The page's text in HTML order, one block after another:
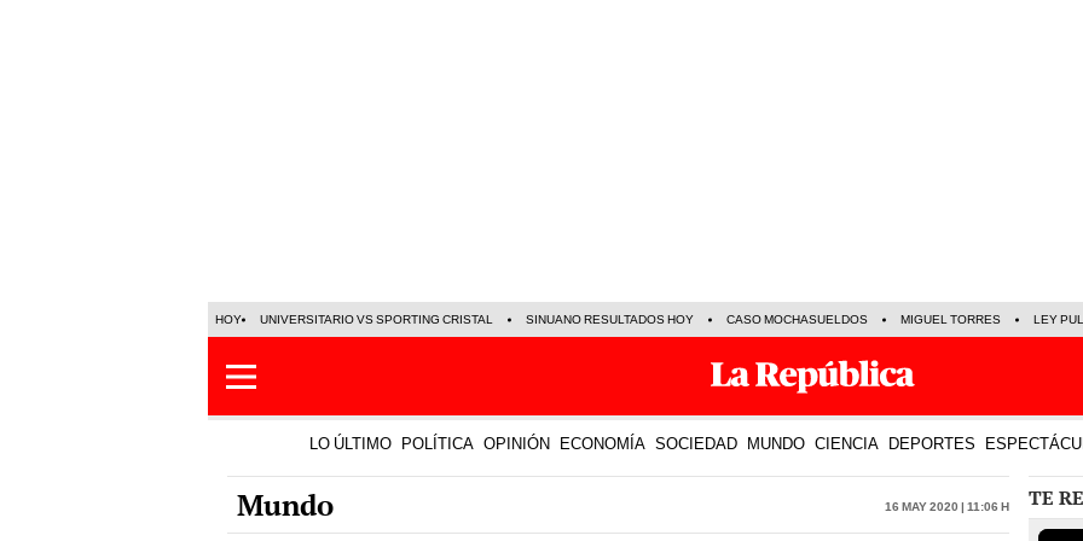
HOY UNIVERSITARIO VS SPORTING CRISTAL SINUANO RESULTADOS HOY CASO MOCHASUELDOS MIGUEL TORRES LEY
LO ÚLTIMO POLÍTICA OPINIÓN ECONOMÍA SOCIEDAD MUNDO CIENCIA DEPORTES
Mundo 16 May 2020 | 11:06 h TE